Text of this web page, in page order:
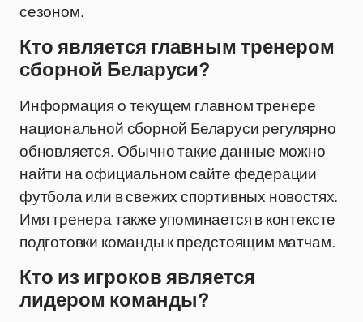
сезоном.
Кто является главным тренером
сборной Беларуси?
Информация о текущем главном тренере
национальной сборной Беларуси регулярно
обновляется. Обычно такие данные можно
найти на официальном сайте федерации
футбола или в свежих спортивных новостях.
Имя тренера также упоминается в контексте
подготовки команды к предстоящим матчам.
Кто из игроков является
лидером команды?